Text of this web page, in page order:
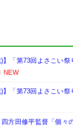
)】「第73回よさこい
NEW
)】「第73回よさこい
四方田修平監督「個